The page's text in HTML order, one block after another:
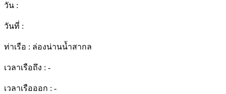
วัน :
วันที่ :
ท่าเรือ : ล่องน่านน้ำสากล
เวลาเรือถึง : -
เวลาเรือออก : -